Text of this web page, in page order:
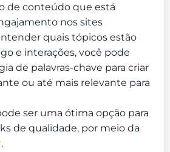
de conteúdo que está
nos sites
quais tópicos estão
e interações, você pode
de palavras-chave para criar
ou até mais relevante para
ser uma ótima opção para
de qualidade, por meio da
.